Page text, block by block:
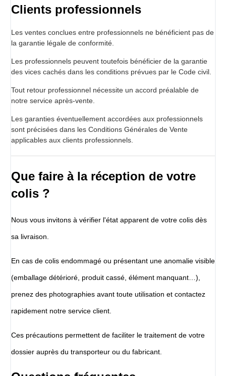
Clients professionnels
Les ventes conclues entre professionnels ne bénéficient pas de
la garantie légale de conformité.
Les professionnels peuvent toutefois bénéficier de la garantie
des vices cachés dans les conditions prévues par le Code civil.
Tout retour professionnel nécessite un accord préalable de
notre service après-vente.
Les garanties éventuellement accordées aux professionnels
sont précisées dans les Conditions Générales de Vente
applicables aux clients professionnels.
Que faire à la réception de votre
colis ?
Nous vous invitons à vérifier l'état apparent de votre colis dès
sa livraison.
En cas de colis endommagé ou présentant une anomalie visible
(emballage détérioré, produit cassé, élément manquant…),
prenez des photographies avant toute utilisation et contactez
rapidement notre service client.
Ces précautions permettent de faciliter le traitement de votre
dossier auprès du transporteur ou du fabricant.